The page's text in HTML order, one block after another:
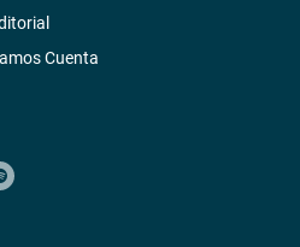
Cuenta